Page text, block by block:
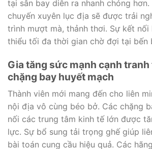
tại sân bay diễn ra nhanh chóng hơn.
chuyến xuyên lục địa sẽ được trải
trình mượt mà, thảnh thơi. Sự kết
thiểu tối đa thời gian chờ đợi tại bến
Gia tăng sức mạnh cạnh
chặng bay huyết mạch
Thành viên mới mang đến cho liên
nội địa vô cùng béo bở. Các chặng
nối các trung tâm kinh tế lớn được
lực. Sự bổ sung tải trọng ghế giúp
bài toán cung cầu hiệu quả. Các